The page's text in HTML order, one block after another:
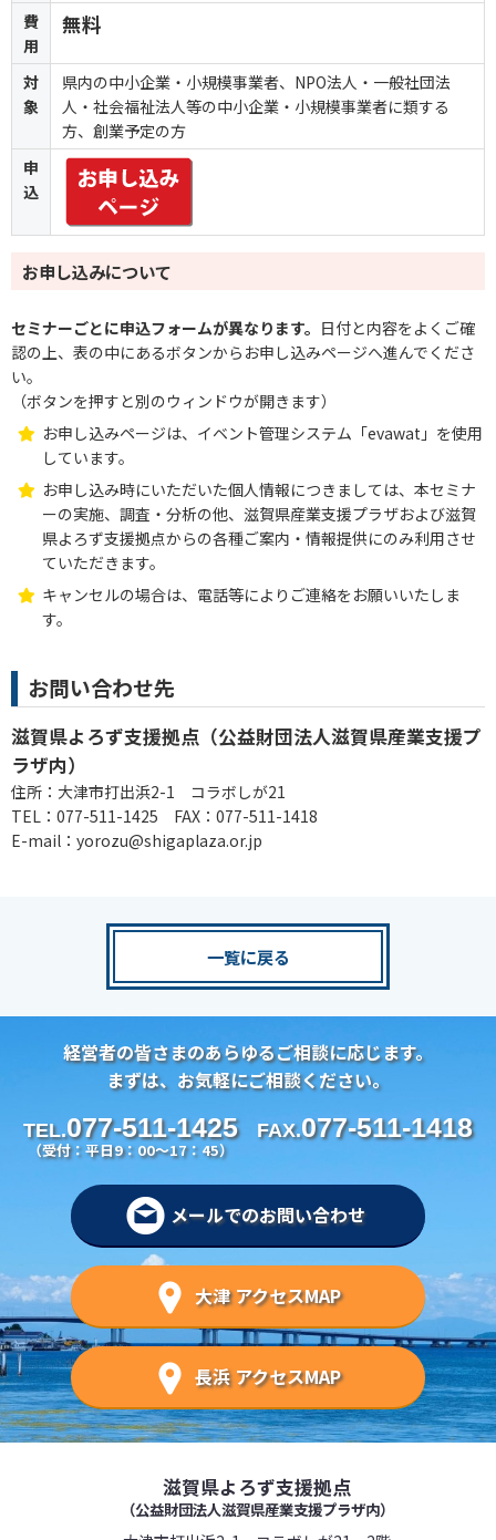
費
用
無料
対
象
県内の中小企業・小規模事業者、NPO法人・一般社団法
人・社会福祉法人等の中小企業・小規模事業者に類する
方、創業予定の方
申
込
お申し込みについて
セミナーごとに申込フォームが異なります。 日付と内容をよくご確
認の上、表の中にあるボタンからお申し込みページへ進んでくださ
い。
（ボタンを押すと別のウィンドウが開きます）
お申し込みページは、イベント管理システム「evawat」を使用
しています。
お申し込み時にいただいた個人情報につきましては、本セミナ
ーの実施、調査・分析の他、滋賀県産業支援プラザおよび滋賀
県よろず支援拠点からの各種ご案内・情報提供にのみ利用させ
ていただきます。
キャンセルの場合は、電話等によりご連絡をお願いいたしま
す。
お問い合わせ先
滋賀県よろず支援拠点（公益財団法人滋賀県産業支援プ
ラザ内）
住所：大津市打出浜2-1 コラボしが21
TEL：077-511-1425 FAX：077-511-1418
E-mail：yorozu@shigaplaza.or.jp
一覧に戻る
経営者の皆さまのあらゆるご相談に応じます。
まずは、お気軽にご相談ください。
TEL.077-511-1425
（受付：平日9：00～17：45）
FAX.077-511-1418
メールでのお問い合わせ
大津 アクセスMAP
長浜 アクセスMAP
滋賀県よろず支援拠点
（公益財団法人滋賀県産業支援プラザ内）